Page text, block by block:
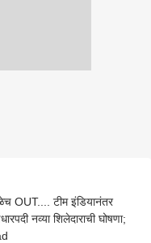
OUT.... टीम इंडियानंतर
नव्या शिलेदाराची घोषणा;